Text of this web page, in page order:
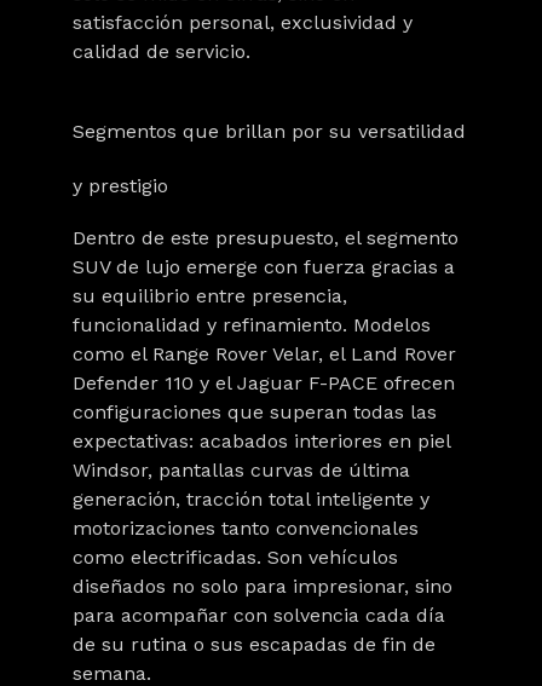
satisfacción personal, exclusividad y
calidad de servicio.
Segmentos que brillan por su versatilidad
y prestigio
Dentro de este presupuesto, el segmento
SUV de lujo emerge con fuerza gracias a
su equilibrio entre presencia,
funcionalidad y refinamiento. Modelos
como el Range Rover Velar, el Land Rover
Defender 110 y el Jaguar F-PACE ofrecen
configuraciones que superan todas las
expectativas: acabados interiores en piel
Windsor, pantallas curvas de última
generación, tracción total inteligente y
motorizaciones tanto convencionales
como electrificadas. Son vehículos
diseñados no solo para impresionar, sino
para acompañar con solvencia cada día
de su rutina o sus escapadas de fin de
semana.